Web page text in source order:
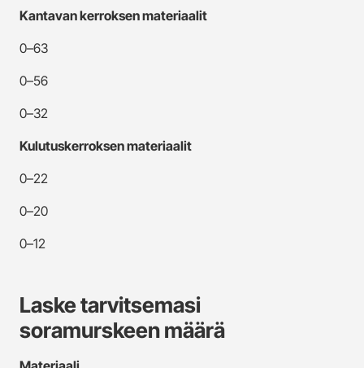
Kantavan kerroksen materiaalit
0–63
0–56
0–32
Kulutuskerroksen materiaalit
0–22
0–20
0–12
Laske tarvitsemasi
soramurskeen määrä